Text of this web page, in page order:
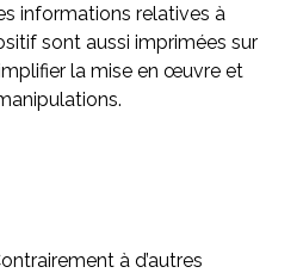
informations relatives à
sont aussi imprimées sur
la mise en œuvre et
à d’autres